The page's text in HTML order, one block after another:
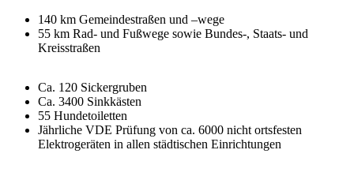
140 km Gemeindestraßen und –wege
55 km Rad- und Fußwege sowie Bundes-, Staats- und
Kreisstraßen
Ca. 120 Sickergruben
Ca. 3400 Sinkkästen
55 Hundetoiletten
Jährliche VDE Prüfung von ca. 6000 nicht ortsfesten
Elektrogeräten in allen städtischen Einrichtungen